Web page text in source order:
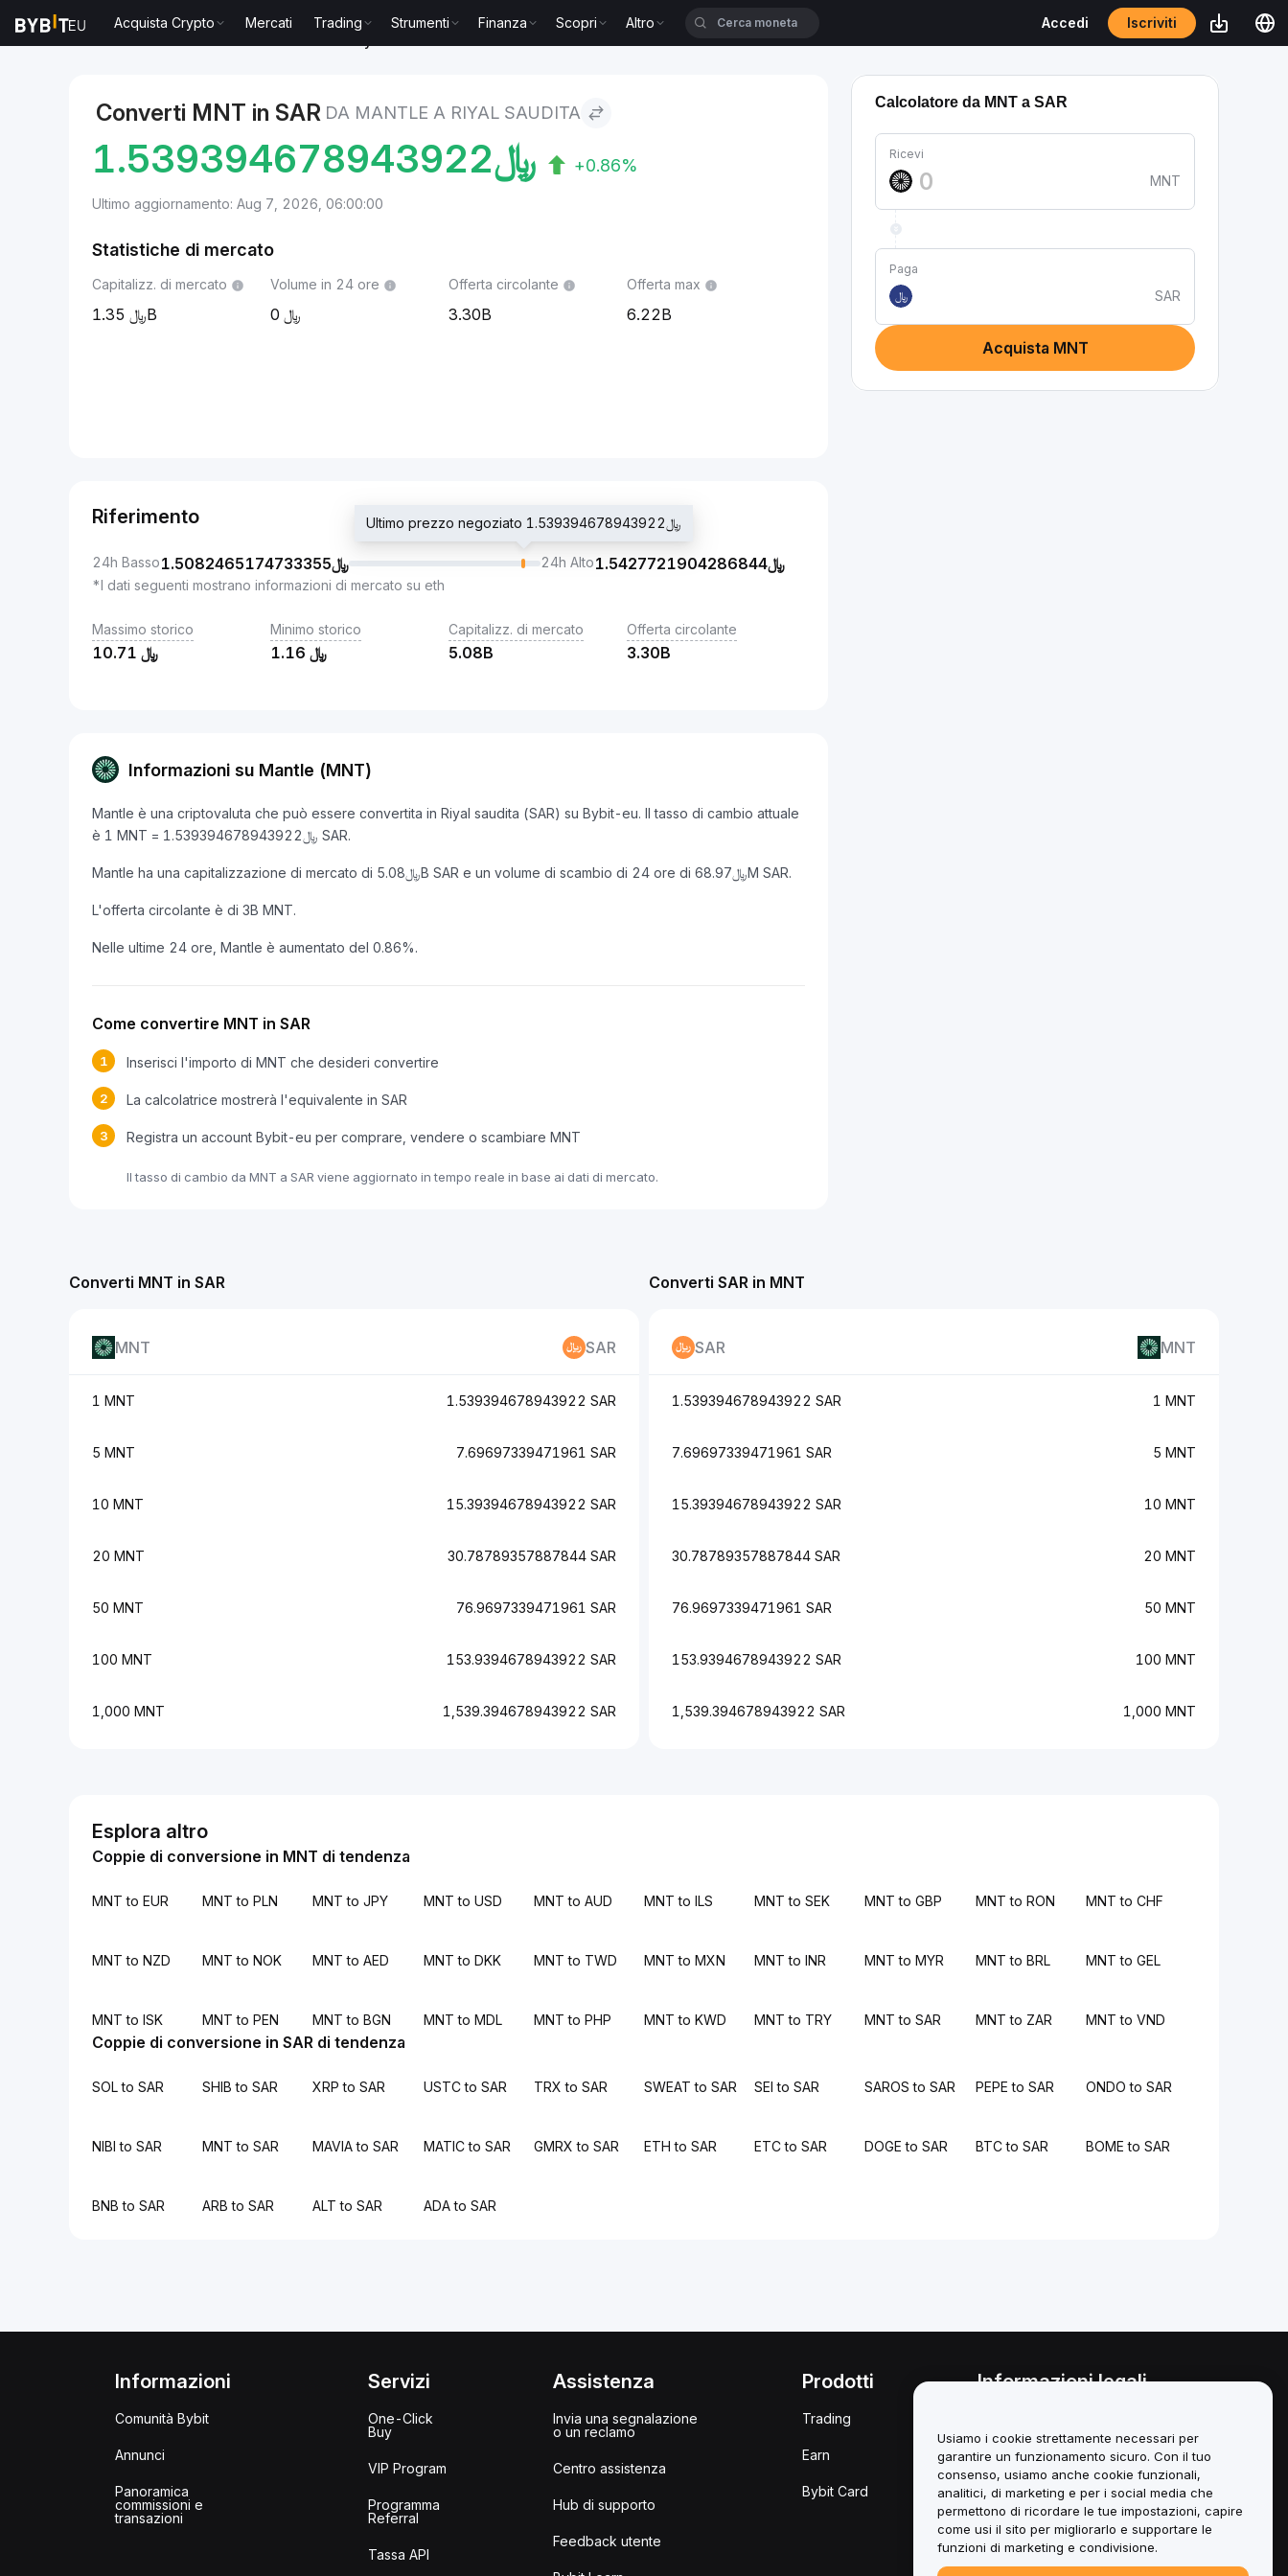
Acquista Crypto Mercati Trading Strumenti Finanza Scopri Altro Accedi Iscriviti
Converti MNT in SAR DA MANTLE A RIYAL SAUDITA
﷼1.539394678943922 +0.86%
Ultimo aggiornamento: Aug 7, 2026, 06:00:00
Statistiche di mercato
Capitalizz. di mercato
1.35B
Volume in 24 ore
0
Offerta circolante
3.30B
Offerta max
6.22B
Riferimento
24h Basso ﷼1.5082465174733355
Ultimo prezzo negoziato ﷼1.539394678943922
24h Alto ﷼1.5427721904286844
*I dati seguenti mostrano informazioni di mercato su eth
Massimo storico
﷼ 10.71
Minimo storico
﷼ 1.16
Capitalizz. di mercato
5.08B
Offerta circolante
3.30B
Informazioni su Mantle (MNT)
Mantle è una criptovaluta che può essere convertita in Riyal saudita (SAR) su Bybit-eu. Il tasso di cambio attuale
è 1 MNT = ﷼1.539394678943922 SAR.
Mantle ha una capitalizzazione di mercato di ﷼5.08B SAR e un volume di scambio di 24 ore di ﷼68.97M SAR.
L'offerta circolante è di 3B MNT.
Nelle ultime 24 ore, Mantle è aumentato del 0.86%.
Come convertire MNT in SAR
1 Inserisci l'importo di MNT che desideri convertire
2 La calcolatrice mostrerà l'equivalente in SAR
3 Registra un account Bybit-eu per comprare, vendere o scambiare MNT
Il tasso di cambio da MNT a SAR viene aggiornato in tempo reale in base ai dati di mercato.
Calcolatore da MNT a SAR
Ricevi
MNT
Paga
﷼
SAR
Acquista MNT
Converti MNT in SAR
MNT SAR
1 MNT 1.539394678943922 SAR
5 MNT 7.69697339471961 SAR
10 MNT 15.39394678943922 SAR
20 MNT 30.78789357887844 SAR
50 MNT 76.9697339471961 SAR
100 MNT 153.9394678943922 SAR
1,000 MNT 1,539.394678943922 SAR
Converti SAR in MNT
SAR MNT
1.539394678943922 SAR 1 MNT
7.69697339471961 SAR 5 MNT
15.39394678943922 SAR 10 MNT
30.78789357887844 SAR 20 MNT
76.9697339471961 SAR 50 MNT
153.9394678943922 SAR 100 MNT
1,539.394678943922 SAR 1,000 MNT
Esplora altro
Coppie di conversione in MNT di tendenza
MNT to EUR MNT to PLN MNT to JPY MNT to USD MNT to AUD MNT to ILS MNT to SEK MNT to GBP MNT to RON MNT to CHF
MNT to NZD MNT to NOK MNT to AED MNT to DKK MNT to TWD MNT to MXN MNT to INR MNT to MYR MNT to BRL MNT to GEL
MNT to ISK MNT to PEN MNT to BGN MNT to MDL MNT to PHP MNT to KWD MNT to TRY MNT to SAR MNT to ZAR MNT to VND
Coppie di conversione in SAR di tendenza
SOL to SAR SHIB to SAR XRP to SAR USTC to SAR TRX to SAR SWEAT to SAR SEI to SAR SAROS to SAR PEPE to SAR ONDO to SAR
NIBI to SAR MNT to SAR MAVIA to SAR MATIC to SAR GMRX to SAR ETH to SAR ETC to SAR DOGE to SAR BTC to SAR BOME to SAR
BNB to SAR ARB to SAR ALT to SAR ADA to SAR
Informazioni
Comunità Bybit
Annunci
Panoramica
commissioni e
transazioni
Servizi
One-Click
Buy
VIP Program
Programma
Referral
Tassa API
Assistenza
Invia una segnalazione
o un reclamo
Centro assistenza
Hub di supporto
Feedback utente
Prodotti
Trading
Earn
Bybit Card
Informazioni legali
Sintesi della *Custody and
Administration Policy*
Informazioni ESG
Libri bianchi degli asset Crypto
Usiamo i cookie strettamente necessari per
garantire un funzionamento sicuro. Con il tuo
consenso, usiamo anche cookie funzionali,
analitici, di marketing e per i social media che
permettono di ricordare le tue impostazioni, capire
come usi il sito per migliorarlo e supportare le
funzioni di marketing e condivisione.